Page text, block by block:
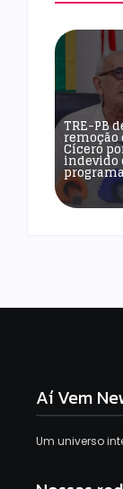
TRE-PB
remoção
Cícero
indevido
Aí Vem
Um universo